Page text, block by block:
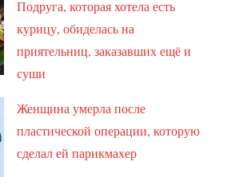
Подруга, которая хотела есть
курицу, обиделась на
приятельниц, заказавших ещё и
суши
Женщина умерла после
пластической операции, которую
сделал ей парикмахер